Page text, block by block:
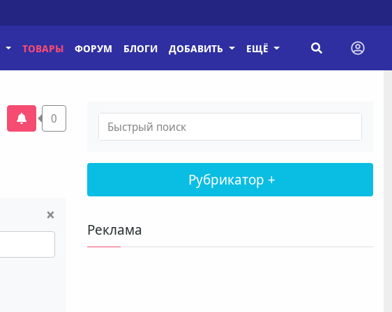
ТОВАРЫ ФОРУМ БЛОГИ ДОБАВИТЬ ЕЩЁ
0
×
Рубрикатор +
Реклама